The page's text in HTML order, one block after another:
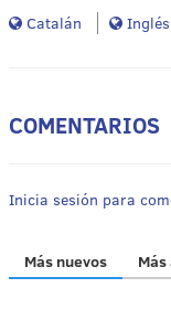
Catalán Inglés
COMENTARIOS
Inicia sesión para
Más nuevos